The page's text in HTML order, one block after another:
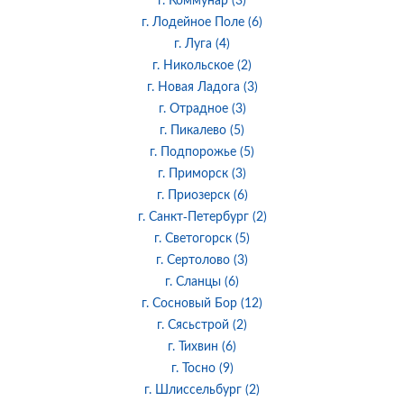
г. Лодейное Поле (6)
г. Луга (4)
г. Никольское (2)
г. Новая Ладога (3)
г. Отрадное (3)
г. Пикалево (5)
г. Подпорожье (5)
г. Приморск (3)
г. Приозерск (6)
г. Санкт-Петербург (2)
г. Светогорск (5)
г. Сертолово (3)
г. Сланцы (6)
г. Сосновый Бор (12)
г. Сясьстрой (2)
г. Тихвин (6)
г. Тосно (9)
г. Шлиссельбург (2)